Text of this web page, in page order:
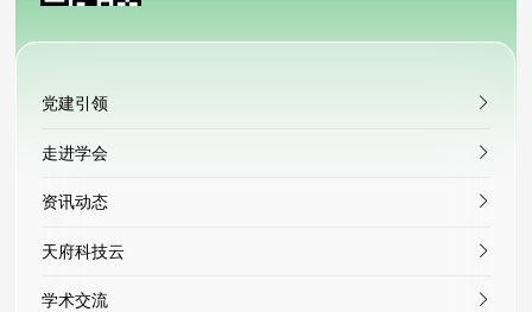
党建引领
走进学会
资讯动态
天府科技云
学术交流